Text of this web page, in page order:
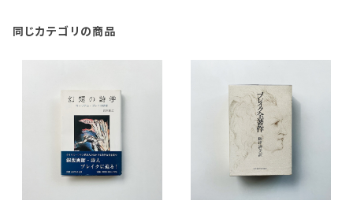
同じカテゴリの商品